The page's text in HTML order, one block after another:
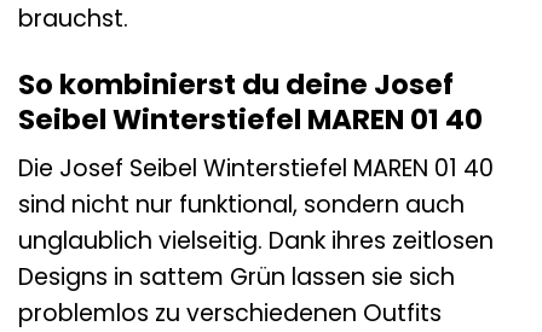
brauchst.
So kombinierst du deine Josef
Seibel Winterstiefel MAREN 01 40
Die Josef Seibel Winterstiefel MAREN 01 40
sind nicht nur funktional, sondern auch
unglaublich vielseitig. Dank ihres zeitlosen
Designs in sattem Grün lassen sie sich
problemlos zu verschiedenen Outfits